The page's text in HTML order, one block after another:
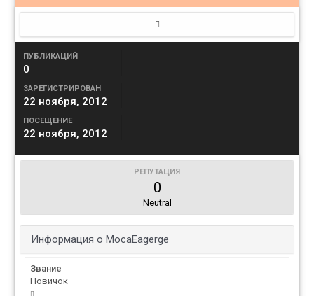
ПУБЛИКАЦИЙ
0
ЗАРЕГИСТРИРОВАН
22 ноября, 2012
ПОСЕЩЕНИЕ
22 ноября, 2012
РЕПУТАЦИЯ
0
Neutral
Информация о MocaEagerge
Звание
Новичок